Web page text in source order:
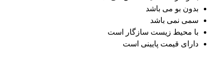
بدون بو می باشد
سمی نمی باشد
با محیط زیست سازگار است
دارای قیمت پایینی است